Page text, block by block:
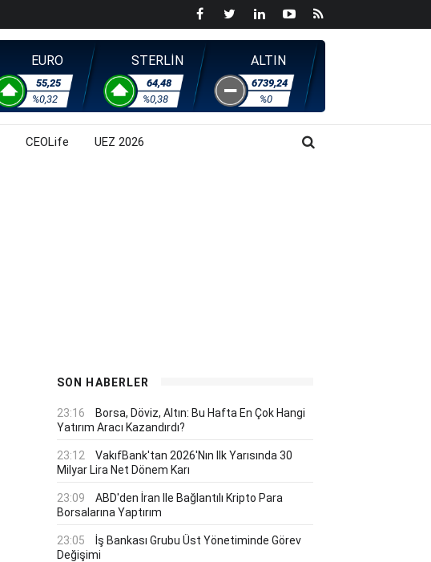
EURO
55,25
%0,32
STERLİN
64,48
%0,38
ALTIN
6739,24
%0
CEOLife UEZ 2026
SON HABERLER
23:16
Borsa, Döviz, Altın: Bu Hafta En Çok Hangi
Yatırım Aracı Kazandırdı?
23:12
VakıfBank'tan 2026'nın Ilk Yarısında 30
Milyar Lira Net Dönem Karı
23:09
ABD'den İran Ile Bağlantılı Kripto Para
Borsalarına Yaptırım
23:05
İş Bankası Grubu Üst Yönetiminde Görev
Değişimi